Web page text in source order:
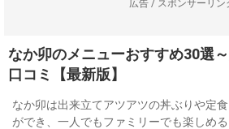
広告 / スポンサーリン
なか卯のメニューおすすめ30選
口コミ【最新版】
なか卯は出来立てアツアツの丼ぶりや定
ができ、一人でもファミリーでも楽しめる